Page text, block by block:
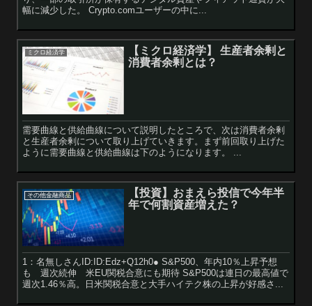
幅に減少した。 Crypto.comユーザーの中に...
ミクロ経済学
【ミクロ経済学】 生産者余剰と
消費者余剰とは？
需要曲線と供給曲線について説明したところで、次は消費者余剰
と生産者余剰について取り上げていきます。まず前回取り上げた
ように需要曲線と供給曲線は下のようになります。 ...
その他金融商品
【投資】おまえら投信で今年半
年で何割資産増えた？
1：名無しさんID:ID:Edz+Q12h0● S&P500、年内10％上昇予想
も 週次続伸 米EU関税合意にも期待 S&P500は連日の最高値で
週次1.46％高。日米関税合意と大手ハイテク株の上昇が好感さ...